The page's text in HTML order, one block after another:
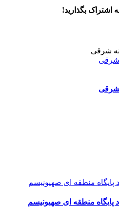
اشتراک بگذارید!
شرقی
شرقی
پایگاه منطقه ای صهیونیسم
پایگاه منطقه ای صهیونیسم